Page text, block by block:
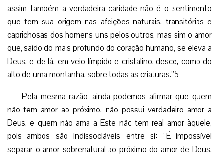
assim também a verdadeira caridade não é o sentimento
que tem sua origem nas afeições naturais, transitórias e
caprichosas dos homens uns pelos outros, mas sim o amor
que, saído do mais profundo do coração humano, se eleva a
Deus, e de lá, em veio límpido e cristalino, desce, como do
alto de uma montanha, sobre todas as criaturas.”5
Pela mesma razão, ainda podemos afirmar que quem
não tem amor ao próximo, não possui verdadeiro amor a
Deus, e quem não ama a Este não tem real amor àquele,
pois ambos são indissociáveis entre si: “É impossível
separar o amor sobrenatural ao próximo do amor de Deus,